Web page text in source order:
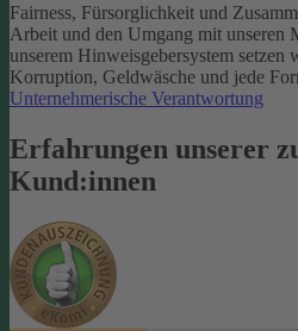
Fairness, Fürsorglichkeit und
Arbeit und den Umgang mit unseren
unserem Hinweisgebersystem setzen
Korruption, Geldwäsche und jede
Unternehmerische Verantwortung
Erfahrungen unserer
Kund:innen